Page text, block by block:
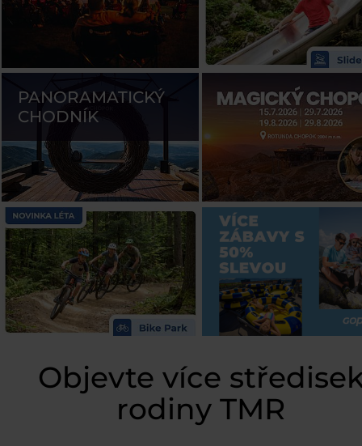
PANORAMATICKÝ
CHODNÍK
Objevte více
rodiny TMR